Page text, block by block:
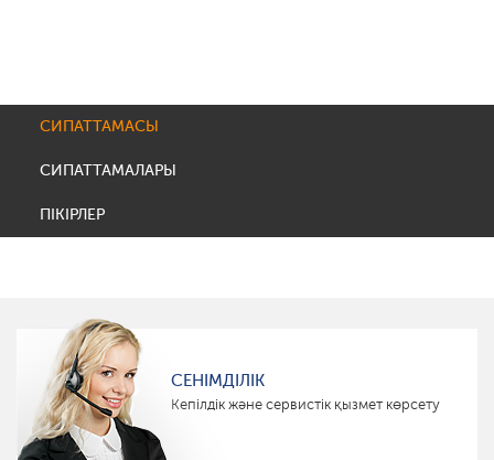
СИПАТТАМАСЫ
СИПАТТАМАЛАРЫ
ПІКІРЛЕР
СЕНІМДІЛІК
Кепілдік және сервистік қызмет көрсету